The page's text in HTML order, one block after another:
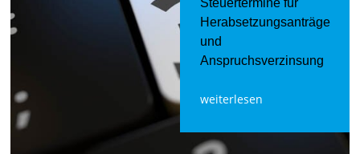
Steuertermine für
Herabsetzungsanträge
und
Anspruchsverzinsung
weiterlesen